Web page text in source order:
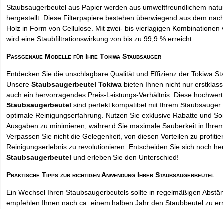
Staubsaugerbeutel aus Papier werden aus umweltfreundlichem
hergestellt. Diese Filterpapiere bestehen überwiegend aus dem
Holz in Form von Cellulose. Mit zwei- bis vierlagigen Kombinationen
wird eine Staubfiltrationswirkung von bis zu 99,9 % erreicht.
Passgenaue Modelle für Ihre Tokiwa Staubsauger
Entdecken Sie die unschlagbare Qualität und Effizienz der Tokiwa
UnsereStaubsaugerbeutel Tokiwa bieten Ihnen nicht nur
auch ein hervorragendes Preis-Leistungs-Verhältnis. Diese
Staubsaugerbeutel sind perfekt kompatibel mit Ihrem
optimale Reinigungserfahrung. Nutzen Sie exklusive Rabatte und
Ausgaben zu minimieren, während Sie maximale Sauberkeit in
Verpassen Sie nicht die Gelegenheit, von diesen Vorteilen zu
Reinigungserlebnis zu revolutionieren. Entscheiden Sie sich noch
Staubsaugerbeutel und erleben Sie den Unterschied!
Praktische Tipps zur richtigen Anwendung Ihrer Staubsaugerbeutel
Ein Wechsel Ihren Staubsaugerbeutels sollte in regelmäßigen
empfehlen Ihnen nach ca. einem halben Jahr den Staubbeutel zu